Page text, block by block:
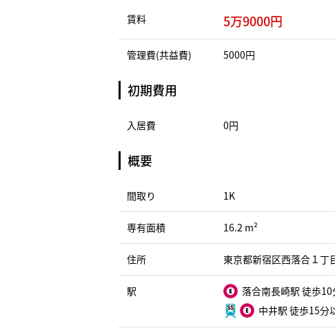
賃料 5万9000円
管理費(共益費) 5000円
初期費用
入居費 0円
概要
間取り 1K
専有面積 16.2 m²
住所 東京都新宿区西落合１丁
駅
落合南長崎駅 徒歩10
中井駅 徒歩15分